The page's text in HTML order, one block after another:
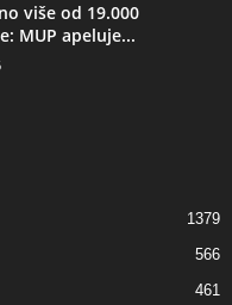
više od 19.000
MUP apeluje...
1379
566
461